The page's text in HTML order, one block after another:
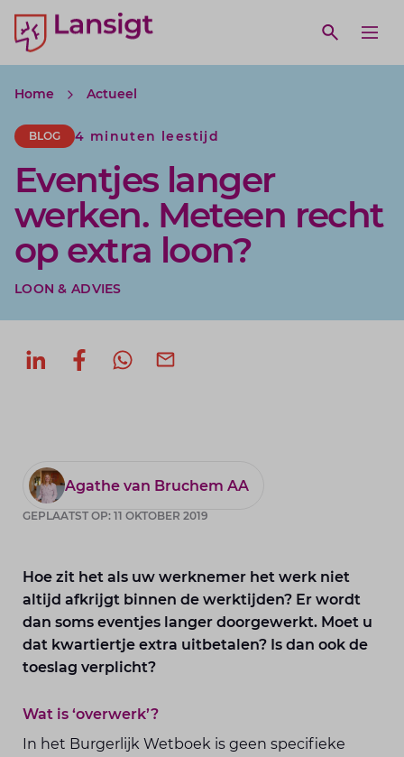
Lansigt Accountants logo
Open
search website
Home Actueel
BLOG 4 minuten leestijd
Eventjes langer
werken. Meteen recht
op extra loon?
LOON & ADVIES
Deel op LinkedIn
Deel op Facebook
Agathe van Bruchem AA
GEPLAATST OP: 11 OKTOBER 2019
Hoe zit het als uw werknemer het werk niet
altijd afkrijgt binnen de werktijden? Er wordt
dan soms eventjes langer doorgewerkt. Moet u
dat kwartiertje extra uitbetalen? Is dan ook de
toeslag verplicht?
Wat is ‘overwerk’?
In het Burgerlijk Wetboek is geen specifieke